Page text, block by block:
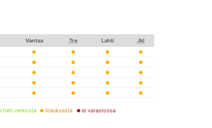
Vantaa Tre Lahti
Jkl
heti verkosta tilauksesta ei varastossa